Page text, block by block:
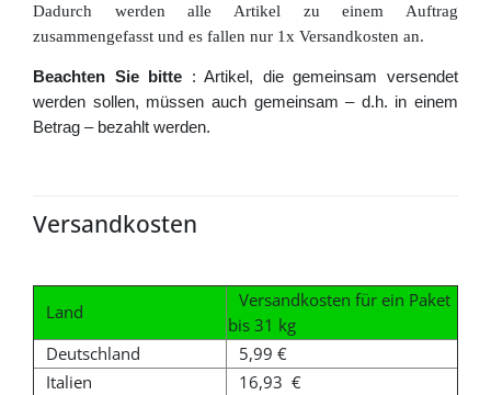
Dadurch werden alle Artikel zu einem Auftrag
zusammengefasst und es fallen nur 1x Versandkosten an.
Beachten Sie bitte : Artikel, die gemeinsam versendet
werden sollen, müssen auch gemeinsam – d.h. in einem
Betrag – bezahlt werden.
Versandkosten
Land
Versandkosten für ein Paket
bis 31 kg
Deutschland
5,99 €
Italien
16,93 €